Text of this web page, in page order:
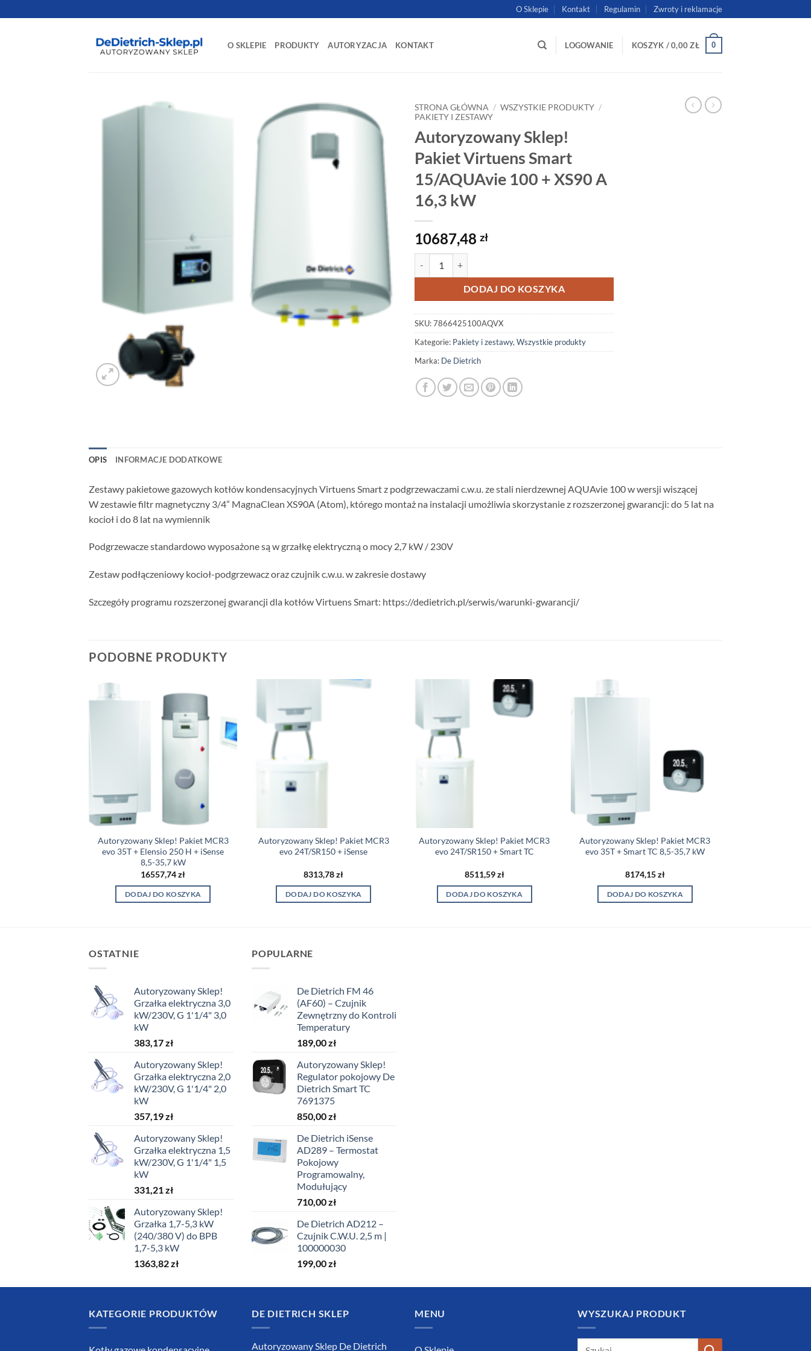
do
O Sklepie Kontakt Regulamin Zwroty i reklamacje
O SKLEPIE PRODUKTY AUTORYZACJA KONTAKT LOGOWANIE KOSZYK /0,00ZŁ 0
STRONA GŁÓWNA / WSZYSTKIE PRODUKTY /
PAKIETY I ZESTAWY
Autoryzowany Sklep!
Pakiet Virtuens Smart
15/AQUAvie 100 + XS90 A
16,3 kW
10687,48 zł
DODAJ DO KOSZYKA
SKU:7866425100AQVX
Kategorie: Pakiety i zestawy, Wszystkie produkty
Marka: De Dietrich
OPIS INFORMACJE DODATKOWE
Zestawy pakietowe gazowych kotłów kondensacyjnych Virtuens Smart z podgrzewaczami c.w.u. ze stali nierdzewnej AQUAvie 100 w wersji wiszącej
W zestawie filtr magnetyczny 3/4” MagnaClean XS90A (Atom), którego montaż na instalacji umożliwia skorzystanie z rozszerzonej gwarancji: do 5 lat na
kocioł i do 8 lat na wymiennik
Podgrzewacze standardowo wyposażone są w grzałkę elektryczną o mocy 2,7 kW / 230V
Zestaw podłączeniowy kocioł-podgrzewacz oraz czujnik c.w.u. w zakresie dostawy
Szczegóły programu rozszerzonej gwarancji dla kotłów Virtuens Smart: https://dedietrich.pl/serwis/warunki-gwarancji/
PODOBNE PRODUKTY
Autoryzowany Sklep! Pakiet MCR3
evo 35T + Elensio 250 H + iSense
8,5-35,7 kW
16557,74zł
DODAJ DO KOSZYKA
Autoryzowany Sklep! Pakiet MCR3
evo 24T/SR150 + iSense
8313,78zł
DODAJ DO KOSZYKA
Autoryzowany Sklep! Pakiet MCR3
evo 24T/SR150 + Smart TC
8511,59zł
DODAJ DO KOSZYKA
Autoryzowany Sklep! Pakiet MCR3
evo 35T + Smart TC 8,5-35,7 kW
8174,15zł
DODAJ DO KOSZYKA
OSTATNIE
Autoryzowany Sklep!
Grzałka elektryczna 3,0
kW/230V, G 1'1/4" 3,0
kW
383,17zł
Autoryzowany Sklep!
Grzałka elektryczna 2,0
kW/230V, G 1'1/4" 2,0
kW
357,19zł
Autoryzowany Sklep!
Grzałka elektryczna 1,5
kW/230V, G 1'1/4" 1,5
kW
331,21 zł
Autoryzowany Sklep!
Grzałka 1,7-5,3 kW
(240/380 V) do BPB
1,7-5,3 kW
1363,82zł
POPULARNE
De Dietrich FM 46
(AF60) – Czujnik
Zewnętrzny do Kontroli
Temperatury
189,00zł
Autoryzowany Sklep!
Regulator pokojowy De
Dietrich Smart TC
7691375
850,00zł
De Dietrich iSense
AD289 – Termostat
Pokojowy
Programowalny,
Modułujący
710,00zł
De Dietrich AD212 –
Czujnik C.W.U. 2,5 m |
100000030
199,00zł
KATEGORIE PRODUKTÓW DE DIETRICH SKLEP
Autoryzowany Sklep De Dietrich
MENU WYSZUKAJ PRODUKT